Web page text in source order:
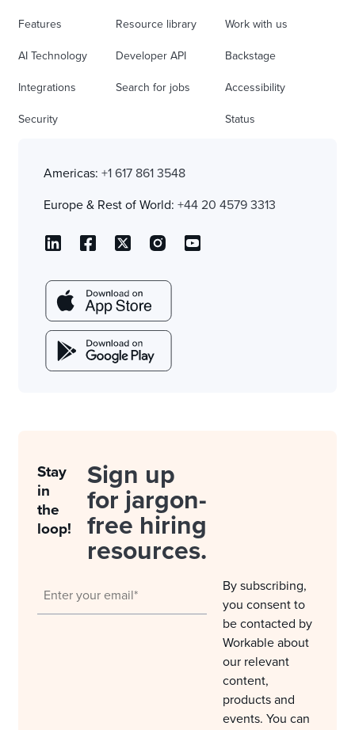
Features
AI Technology
Integrations
Security
Resource library
Developer API
Search for jobs
Work with us
Backstage
Accessibility
Status
Americas: +1 617 861 3548
Europe & Rest of World: +44 20 4579 3313
Stay
in
the
loop!
Sign up
for jargon-
free hiring
resources.
By subscribing,
you consent to
be contacted by
Workable about
our relevant
content,
products and
events. You can